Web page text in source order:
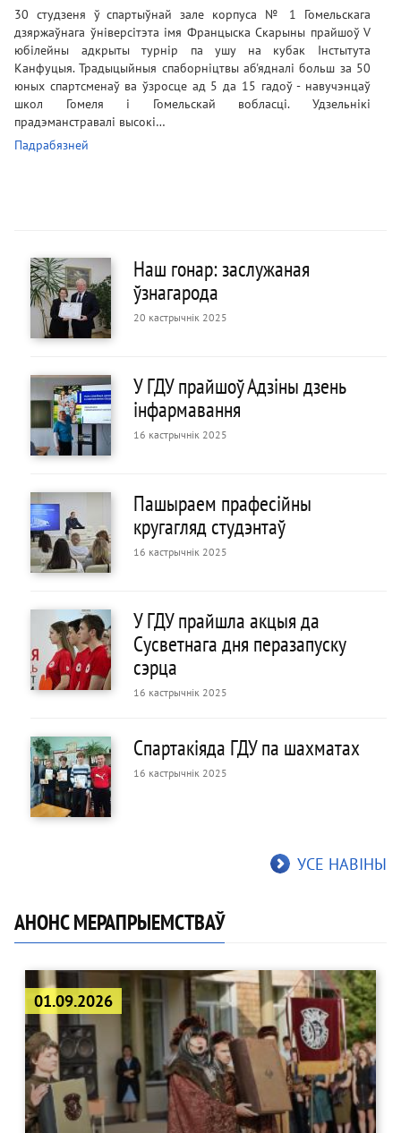
30 студзеня ў спартыўнай зале корпуса № 1 Гомельскага
дзяржаўнага ўніверсітэта імя Францыска Скарыны прайшоў V
юбілейны адкрыты турнір па ушу на кубак Інстытута
Канфуцыя. Традыцыйныя спаборніцтвы аб'ядналі больш за 50
юных спартсменаў ва ўзросце ад 5 да 15 гадоў - навучэнцаў
школ Гомеля і Гомельскай вобласці. Удзельнікі
прадэманстравалі высокі…
Падрабязней
Наш гонар: заслужаная
ўзнагарода
20 кастрычнік 2025
У ГДУ прайшоў Адзіны дзень
інфармавання
16 кастрычнік 2025
Пашыраем прафесійны
кругагляд студэнтаў
16 кастрычнік 2025
У ГДУ прайшла акцыя да
Сусветнага дня перазапуску
сэрца
16 кастрычнік 2025
Спартакіяда ГДУ па шахматах
16 кастрычнік 2025
УСЕ НАВІНЫ
АНОНС МЕРАПРЫЕМСТВАЎ
01.09.2026